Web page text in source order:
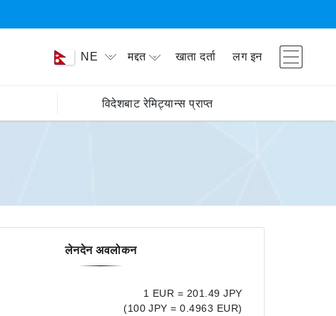
NE मद्दत खाता दर्ता लग इन
विदेशबाट रेमिट्यान्स प्राप्त
लेनदेन अवलोकन
1 EUR = 201.49 JPY
(100 JPY = 0.4963 EUR)